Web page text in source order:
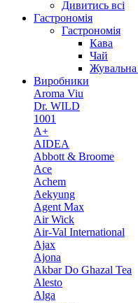
Дивитись всі
Гастрономія
Гастрономія
Кава
Чай
Жувальна
Виробники
Aroma Viu
Dr. WILD
1001
A+
AIDEA
Abbott & Broome
Ace
Achem
Aekyung
Agent Max
Air Wick
Air-Val International
Ajax
Ajona
Akbar Do Ghazal Tea
Alesto
Alga